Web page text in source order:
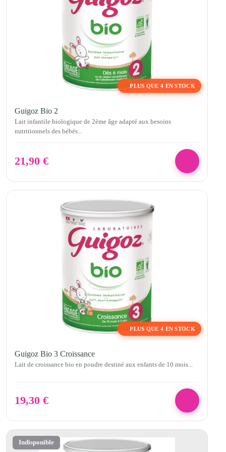
PLUS QUE 4 EN STOCK
Guigoz Bio 2
Lait infantile biologique de 2ème âge adapté aux besoins
nutritionnels des bébés...
21,90 €
PLUS QUE 4 EN STOCK
Guigoz Bio 3 Croissance
Lait de croissance bio en poudre destiné aux enfants de 10 mois...
19,30 €
Indisponible